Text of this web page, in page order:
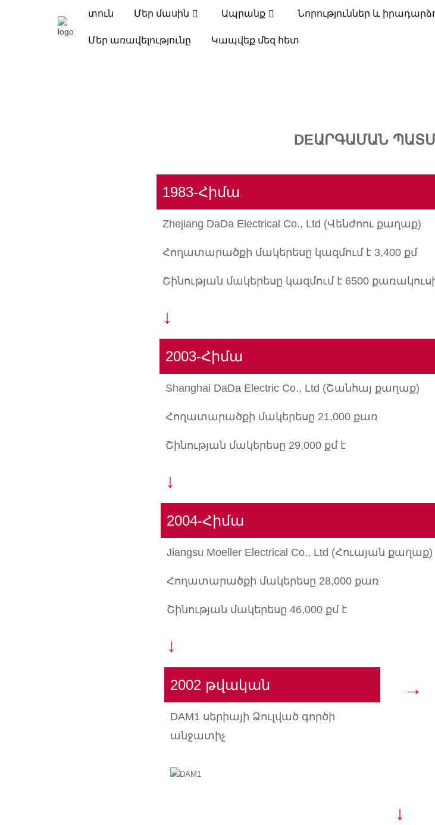
տուն Մեր մասին Ապրանք Նորություններ և
Մեր առավելությունը Կապվեք մեզ հետ
DEԱՐԳԱՄԱՆ
1983-Հիմա
Zhejiang DaDa Electrical Co., Ltd (Վենժոու քաղաք)
Հողատարածքի մակերեսը կազմում է 3,400 քմ
Շինության մակերեսը կազմում է 6500
↓
2003-Հիմա
Shanghai DaDa Electric Co., Ltd (Շանհայ քաղաք)
Հողատարածքի մակերեսը 21,000 քառ
Շինության մակերեսը 29,000 քմ է
↓
2004-Հիմա
Jiangsu Moeller Electrical Co., Ltd (Հուայան քաղաք)
Հողատարածքի մակերեսը 28,000 քառ
Շինության մակերեսը 46,000 քմ է
↓
2002 թվական
DAM1 սերիայի Ձուլված գործի
անջատիչ
→
↓